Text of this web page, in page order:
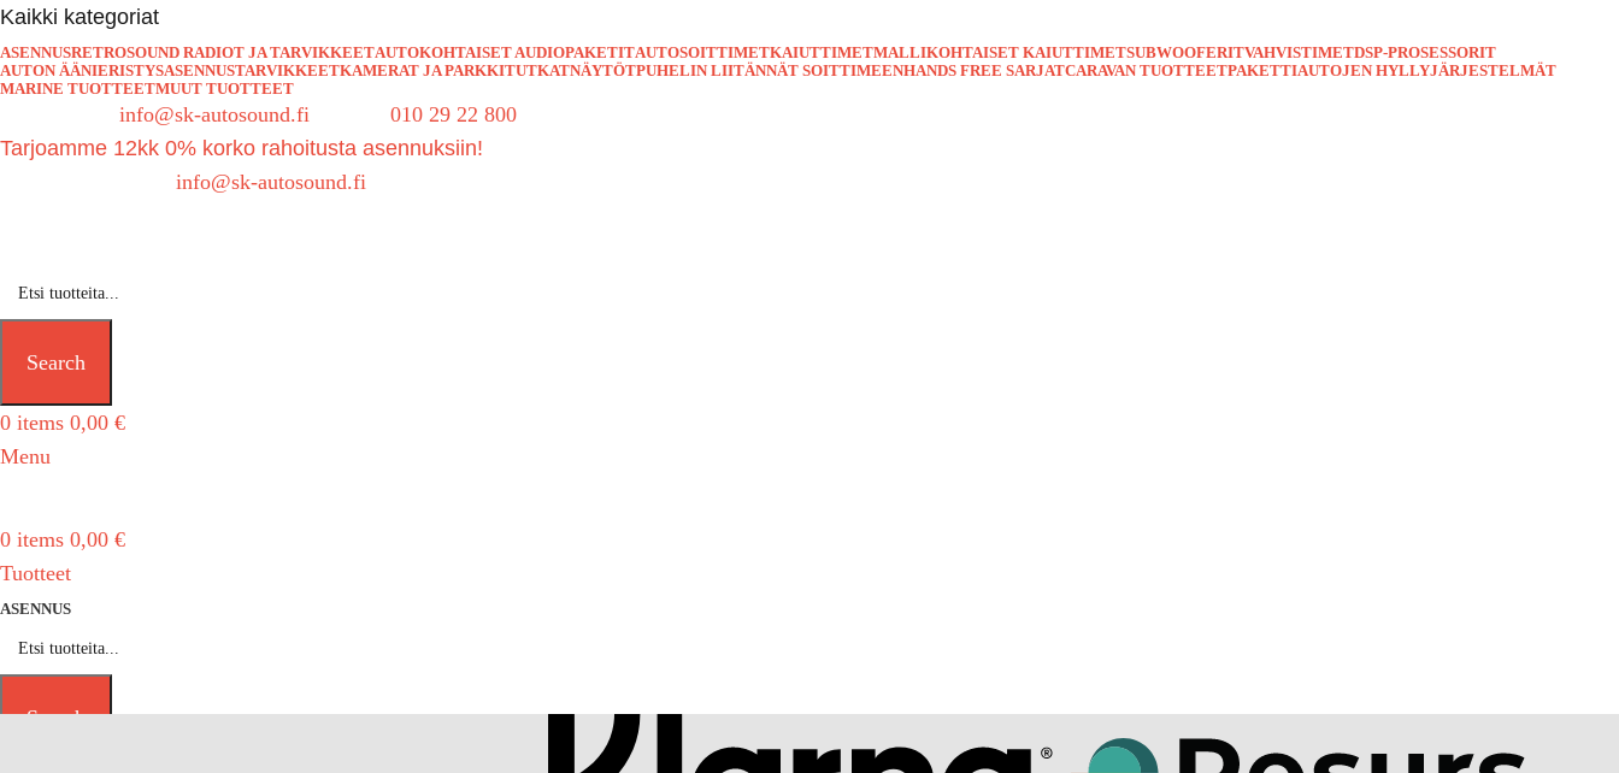
Kaikki kategoriat
ASENNUSRETROSOUND RADIOT JA TARVIKKEETAUTOKOHTAISET AUDIOPAKETITAUTOSOITTIMETKAIUTTIMETMALLIKOHTAISET KAIUTTIMETSUBWOOFERITVAHVISTIMETDSP-PROSESSORIT
AUTON ÄÄNIERISTYSASENNUSTARVIKKEETKAMERAT JA PARKKITUTKATNÄYTÖTPUHELIN LIITÄNNÄT SOITTIMEENHANDS FREE SARJATCARAVAN TUOTTEETPAKETTIAUTOJEN HYLLYJÄRJESTELMÄT
MARINE TUOTTEETMUUT TUOTTEET
info@sk-autosound.fi
010 29 22 800
Tarjoamme 12kk 0% korko rahoitusta asennuksiin!
info@sk-autosound.fi
Search
0 items 0,00 €
Menu
0 items 0,00 €
Tuotteet
ASENNUS
Search